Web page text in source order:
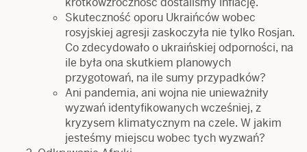
Skuteczność oporu Ukraińców wobec
rosyjskiej agresji zaskoczyła nie tylko Rosjan.
Co zdecydowało o ukraińskiej odporności, na
ile była ona skutkiem planowych
przygotowań, na ile sumy przypadków?
Ani pandemia, ani wojna nie unieważniły
wyzwań identyfikowanych wcześniej, z
kryzysem klimatycznym na czele. W jakim
jesteśmy miejscu wobec tych wyzwań?